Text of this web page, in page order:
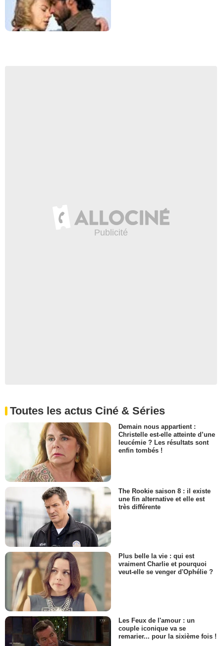
Toutes les actus Ciné & Séries
Demain nous appartient :
Christelle est-elle atteinte d’une
leucémie ? Les résultats sont
enfin tombés !
The Rookie saison 8 : il existe
une fin alternative et elle est
très différente
Plus belle la vie : qui est
vraiment Charlie et pourquoi
veut-elle se venger d'Ophélie ?
Les Feux de l'amour : un
couple iconique va se
remarier... pour la sixième fois !